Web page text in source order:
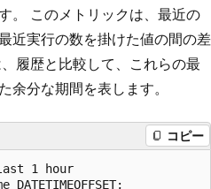
。 このメトリックは、最近の
近実行の数を掛けた値の間の差
履歴と比較して、これらの最
余分な期間を表します。
コピー
1 hour